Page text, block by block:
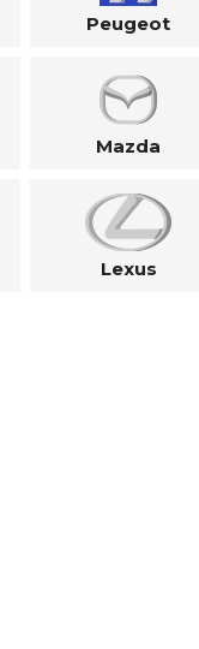
Peugeot
Mazda
Lexus